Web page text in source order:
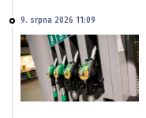
9. srpna 2026 11:09